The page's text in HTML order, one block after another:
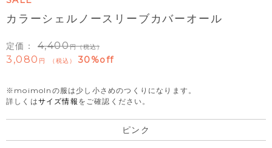
カラーシェルノースリーブカバーオール
定価： 4,400 （税込）
3,080 税込 30%off
※moimolnの服は少し小さめのつくりになります。
詳しくはサイズ情報 をご確認ください。
ピンク